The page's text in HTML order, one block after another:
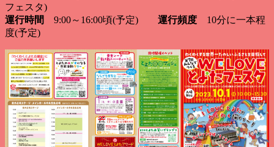
フェスタ)
運行時間
9:00～16:00頃(予定) 運行頻度 10分に一本程
度(予定)